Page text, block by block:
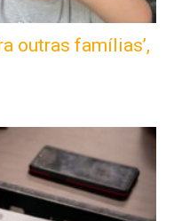
outras famílias’,